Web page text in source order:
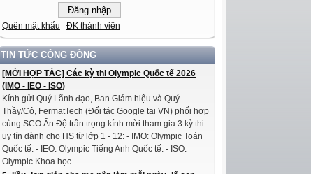
Quên mật khẩu ĐK thành viên
TIN TỨC CỘNG ĐỒNG
[MỜI HỢP TÁC] Các kỳ thi Olympic Quốc tế 2026
(IMO - IEO - ISO)
Kính gửi Quý Lãnh đạo, Ban Giám hiệu và Quý
Thầy/Cô, FermatTech (Đối tác Google tại VN) phối hợp
cùng SCO Ấn Độ trân trọng kính mời tham gia 3 kỳ thi
uy tín dành cho HS từ lớp 1 - 12: - IMO: Olympic Toán
Quốc tế. - IEO: Olympic Tiếng Anh Quốc tế. - ISO:
Olympic Khoa học...